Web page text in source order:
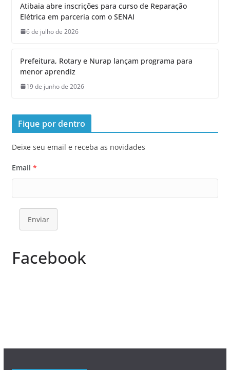
Atibaia abre inscrições para curso de Reparação
Elétrica em parceria com o SENAI
6 de julho de 2026
Prefeitura, Rotary e Nurap lançam programa para
menor aprendiz
19 de junho de 2026
Fique por dentro
Deixe seu email e receba as novidades
Email *
Enviar
Facebook